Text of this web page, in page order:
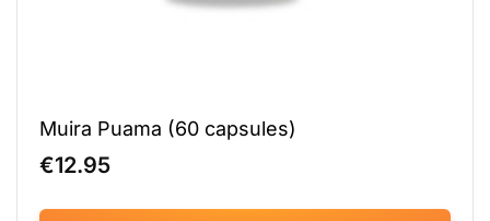
Muira Puama (60 capsules)
€12.95